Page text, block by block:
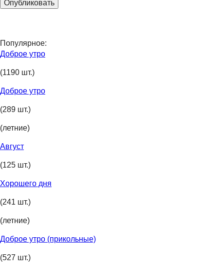
Популярное:
Доброе утро
(1190 шт.)
Доброе утро
(289 шт.)
(летние)
Август
(125 шт.)
Хорошего дня
(241 шт.)
(летние)
Доброе утро (прикольные)
(527 шт.)